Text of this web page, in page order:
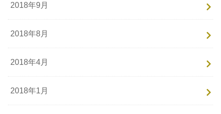
2018年9月
2018年8月
2018年4月
2018年1月